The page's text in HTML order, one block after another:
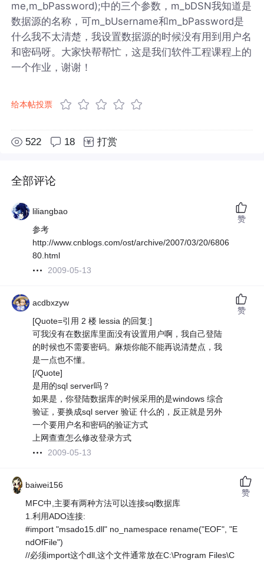
me,m_bPassword);中的三个参数，m_bDSN我知道是
数据源的名称，可m_bUsername和m_bPassword是
什么我不太清楚，我设置数据源的时候没有用到用户名
和密码呀。大家快帮帮忙，这是我们软件工程课程上的
一个作业，谢谢！
给本帖投票
522 18 打赏
全部评论
liliangbao
参考
http://www.cnblogs.com/ost/archive/2007/03/20/6806
80.html
2009-05-13
赞
acdbxzyw
[Quote=引用 2 楼 lessia 的回复:]
可我没有在数据库里面没有设置用户啊，我自己登陆
的时候也不需要密码。麻烦你能不能再说清楚点，我
是一点也不懂。
[/Quote]
是用的sql server吗？
如果是，你登陆数据库的时候采用的是windows 综合
验证，要换成sql server 验证 什么的，反正就是另外
一个要用户名和密码的验证方式
上网查查怎么修改登录方式
2009-05-13
赞
baiwei156
MFC中,主要有两种方法可以连接sql数据库
1.利用ADO连接:
#import "msado15.dll" no_namespace rename("EOF", "E
ndOfFile")
//必须import这个dll,这个文件通常放在C:\Program Files\C
赞